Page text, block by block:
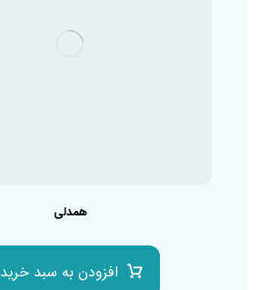
همدلی
افزودن به سبد خرید